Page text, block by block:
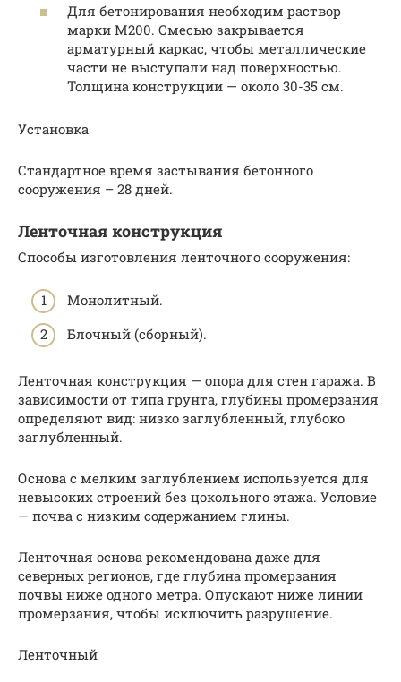
Для бетонирования необходим раствор
марки М200. Смесью закрывается
арматурный каркас, чтобы металлические
части не выступали над поверхностью.
Толщина конструкции — около 30-35 см.
Установка
Стандартное время застывания бетонного
сооружения – 28 дней.
Ленточная конструкция
Способы изготовления ленточного сооружения:
Монолитный.
Блочный (сборный).
Ленточная конструкция — опора для стен гаража. В
зависимости от типа грунта, глубины промерзания
определяют вид: низко заглубленный, глубоко
заглубленный.
Основа с мелким заглублением используется для
невысоких строений без цокольного этажа. Условие
— почва с низким содержанием глины.
Ленточная основа рекомендована даже для
северных регионов, где глубина промерзания
почвы ниже одного метра. Опускают ниже линии
промерзания, чтобы исключить разрушение.
Ленточный